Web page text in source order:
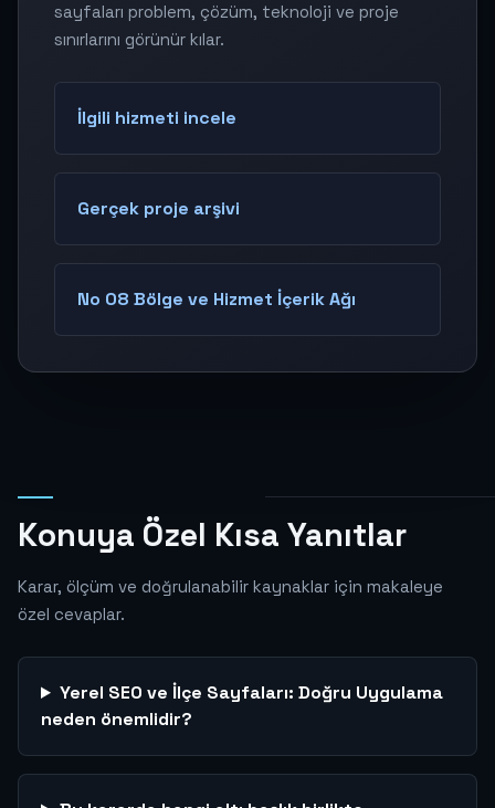
sayfaları problem, çözüm, teknoloji ve proje
sınırlarını görünür kılar.
İlgili hizmeti incele
Gerçek proje arşivi
No 08 Bölge ve Hizmet İçerik Ağı
Konuya Özel Kısa Yanıtlar
Karar, ölçüm ve doğrulanabilir kaynaklar için makaleye
özel cevaplar.
Yerel SEO ve İlçe Sayfaları: Doğru Uygulama
neden önemlidir?